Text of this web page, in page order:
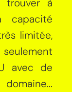
capacité
limitée,
avec de